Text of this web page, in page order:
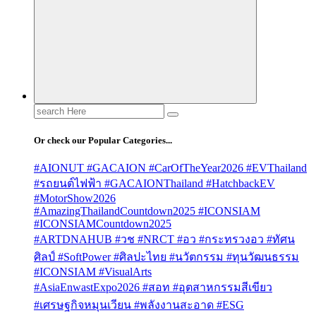
Search
for:
Or check our Popular Categories...
#AIONUT #GACAION #CarOfTheYear2026 #EVThailand
#รถยนต์ไฟฟ้า #GACAIONThailand #HatchbackEV
#MotorShow2026
#AmazingThailandCountdown2025 #ICONSIAM
#ICONSIAMCountdown2025
#ARTDNAHUB #วช #NRCT #อว #กระทรวงอว #ทัศน
ศิลป์ #SoftPower #ศิลปะไทย #นวัตกรรม #ทุนวัฒนธรรม
#ICONSIAM #VisualArts
#AsiaEnwastExpo2026 #สอท #อุตสาหกรรมสีเขียว
#เศรษฐกิจหมุนเวียน #พลังงานสะอาด #ESG